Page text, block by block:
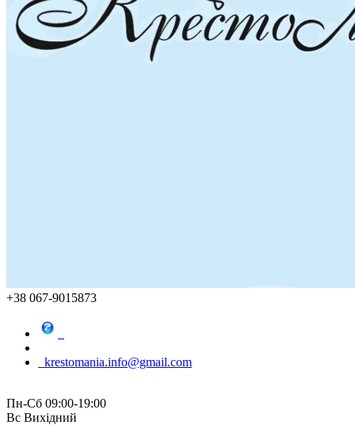
+38 067-9015873
krestomania.info@gmail.com
Пн-Сб 09:00-19:00
Вс Вихідний